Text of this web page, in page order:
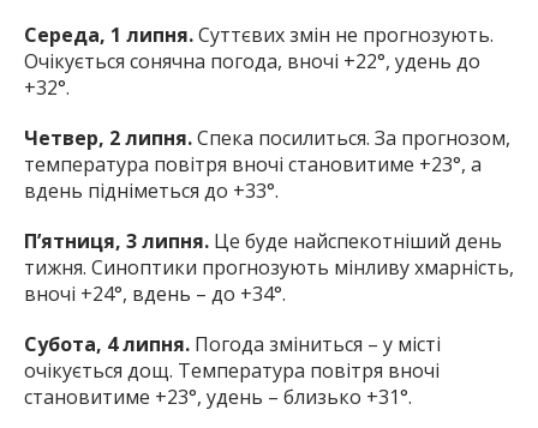
Середа, 1 липня.Суттєвих змін не прогнозують.
Очікується сонячна погода, вночі +22°, удень до
+32°.
Четвер, 2 липня.Спека посилиться. За прогнозом,
температура повітря вночі становитиме +23°, а
вдень підніметься до +33°.
П’ятниця, 3 липня. Це буде найспекотніший день
тижня. Синоптики прогнозують мінливу хмарність,
вночі +24°, вдень – до +34°.
Субота, 4 липня. Погода зміниться – у місті
очікується дощ. Температура повітря вночі
становитиме +23°, удень – близько +31°.